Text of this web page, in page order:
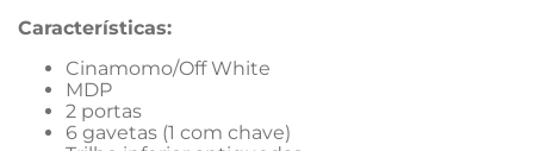
Características:
Cinamomo/Off White
MDP
2 portas
6 gavetas (1 com chave)